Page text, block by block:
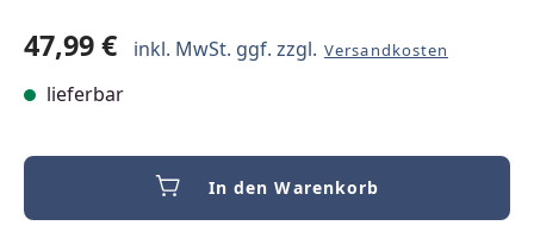
47,99 € inkl. MwSt. ggf. zzgl. Versandkosten
lieferbar
In den Warenkorb